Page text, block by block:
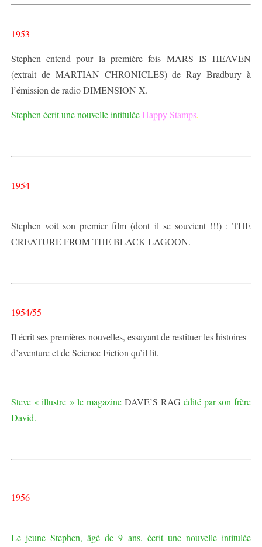
1953
Stephen entend pour la première fois MARS IS HEAVEN
(extrait de MARTIAN CHRONICLES) de Ray Bradbury à
l’émission de radio DIMENSION X.
Stephen écrit une nouvelle intituléeHappy Stamps.
1954
Stephen voit son premier film (dont il se souvient !!!) : THE
CREATURE FROM THE BLACK LAGOON.
1954/55
Il écrit ses premières nouvelles, essayant de restituer les histoires
d’aventure et de Science Fiction qu’il lit.
Steve « illustre » le magazine DAVE’S RAG édité par son frère
David.
1956
Le jeune Stephen, âgé de 9 ans, écrit une nouvelle intitulée